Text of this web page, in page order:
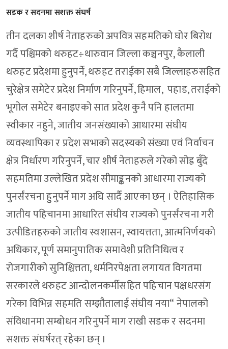
सडक र सदनमा सशक्त संघर्ष
तीन दलका शीर्ष नेताहरुको अपवित्र सहमतिको घोर बिरोध
गर्दै पश्चिमको थरुहट÷थारुवान जिल्ला कञ्चनपुर, कैलाली
थरुहट प्रदेशमा हुनुपर्ने, थरुहट तराईका सबै जिल्लाहरुसहित
चुरेक्षेत्र समेटेर प्रदेश निर्माण गरिनुपर्ने, हिमाल, पहाड, तराईको
भूगोल समेटेर बनाइएको सात प्रदेश कुनै पनि हालतमा
स्वीकार नहुने, जातीय जनसंख्याको आधारमा संघीय
व्यवस्थापिका र प्रदेश सभाको सदस्यको संख्या एवं निर्वाचन
क्षेत्र निर्धारण गरिनुपर्ने, चार शीर्ष नेताहरुले गरेको सोह्र बुँदे
सहमतिमा उल्लेखित प्रदेश सीमाङ्कनको आधारमा राज्यको
पुनर्संरचना हुुनुपर्ने माग अघि सार्दै आएका छन् । ऐतिहासिक
जातीय पहिचानमा आधारित संघीय राज्यको पुनर्संरचना गरी
उत्पीडितहरुको जातीय स्वशासन, स्वायत्तता, आत्मनिर्णयको
अधिकार, पूर्ण समानुपातिक समावेशी प्रतिनिधित्व र
रोजगारीको सुनिश्चित्तता, धर्मनिरपेक्षता लगायत विगतमा
सरकारले थरुहट आन्दोलनकर्मीसहित पहिचान पक्षधरसंग
गरेका विभिन्न सहमति सम्झौतालाई संघीय नया“ नेपालको
संविधानमा सम्बोधन गरिनुपर्ने माग राखी सडक र सदनमा
सशक्त संघर्षरत् रहेका छन् ।